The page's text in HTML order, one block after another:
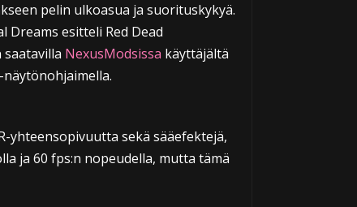
pelin ulkoasua ja suorituskykyä.
Dreams esitteli Red Dead
saatavilla NexusModsissa käyttäjältä
näytönohjaimella.
yhteensopivuutta sekä sääefektejä,
ja 60 fps:n nopeudella, mutta tämä